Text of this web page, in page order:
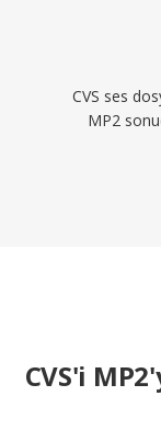
CVS ses
MP2
CVS'i